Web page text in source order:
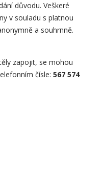
důvodu. Veškeré
v souladu s platnou
a souhrnně.
zapojit, se mohou
čísle: 567 574